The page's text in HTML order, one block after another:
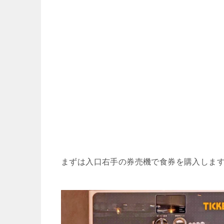
まずは入口右手の券売機で食券を購入しま